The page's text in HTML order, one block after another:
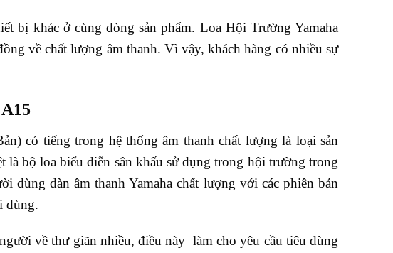
bị khác ở cùng dòng sản phẩm. Loa Hội Trường Yamaha
về chất lượng âm thanh. Vì vậy, khách hàng có nhiều sự
có tiếng trong hệ thống âm thanh chất lượng là loại sản
là bộ loa biểu diễn sân khấu sử dụng trong hội trường trong
dàn âm thanh Yamaha chất lượng với các phiên bản
dùng.
về thư giãn nhiều, điều này làm cho yêu cầu tiêu dùng